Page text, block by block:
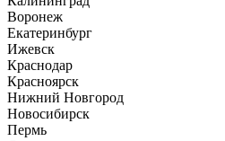
Воронеж
Екатеринбург
Ижевск
Краснодар
Красноярск
Нижний Новгород
Новосибирск
Пермь